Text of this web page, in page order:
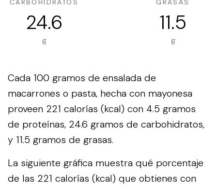
CARBOHIDRATOS
24.6
g
GRASAS
11.5
g
Cada 100 gramos de ensalada de
macarrones o pasta, hecha con mayonesa
proveen 221 calorías (kcal) con 4.5 gramos
de proteínas, 24.6 gramos de carbohidratos,
y 11.5 gramos de grasas.
La siguiente gráfica muestra qué porcentaje
de las 221 calorías (kcal) que obtienes con